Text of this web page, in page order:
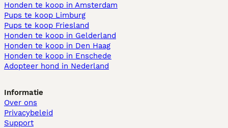
Honden te koop in Amsterdam
Pups te koop Limburg​
Pups te koop Friesland​
Honden te koop in Gelderland
Honden te koop in Den Haag
Honden te koop in Enschede
Adopteer hond in Nederland
Informatie
Over ons
Privacybeleid
Support